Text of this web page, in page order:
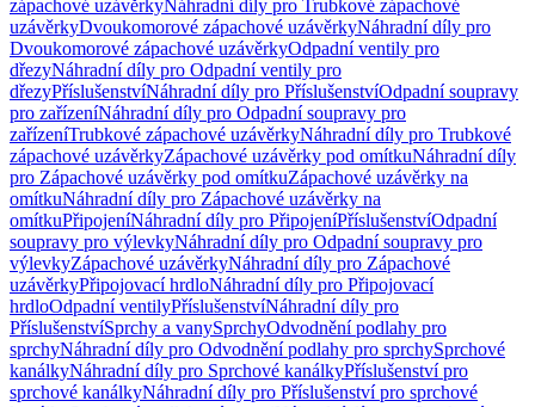
zápachové uzávěrkyNáhradní díly pro Trubkové zápachové
uzávěrkyDvoukomorové zápachové uzávěrkyNáhradní díly pro
Dvoukomorové zápachové uzávěrkyOdpadní ventily pro
dřezyNáhradní díly pro Odpadní ventily pro
dřezyPříslušenstvíNáhradní díly pro PříslušenstvíOdpadní soupravy
pro zařízeníNáhradní díly pro Odpadní soupravy pro
zařízeníTrubkové zápachové uzávěrkyNáhradní díly pro Trubkové
zápachové uzávěrkyZápachové uzávěrky pod omítkuNáhradní díly
pro Zápachové uzávěrky pod omítkuZápachové uzávěrky na
omítkuNáhradní díly pro Zápachové uzávěrky na
omítkuPřipojeníNáhradní díly pro PřipojeníPříslušenstvíOdpadní
soupravy pro výlevkyNáhradní díly pro Odpadní soupravy pro
výlevkyZápachové uzávěrkyNáhradní díly pro Zápachové
uzávěrkyPřipojovací hrdloNáhradní díly pro Připojovací
hrdloOdpadní ventilyPříslušenstvíNáhradní díly pro
PříslušenstvíSprchy a vanySprchyOdvodnění podlahy pro
sprchyNáhradní díly pro Odvodnění podlahy pro sprchySprchové
kanálkyNáhradní díly pro Sprchové kanálkyPříslušenství pro
sprchové kanálkyNáhradní díly pro Příslušenství pro sprchové